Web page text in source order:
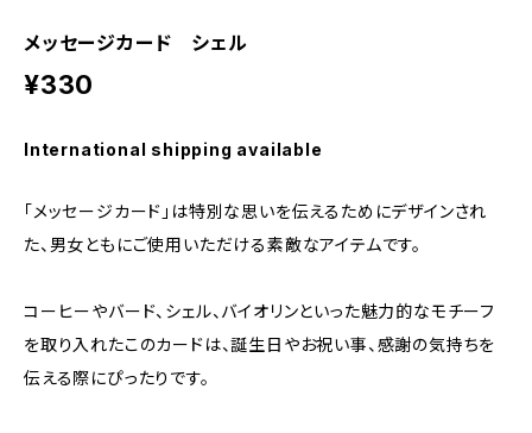
メッセージカード シェル
¥330
International shipping available
「メッセージカード」は特別な思いを伝えるためにデザインされ
た、男女ともにご使用いただける素敵なアイテムです。
コーヒーやバード、シェル、バイオリンといった魅力的なモチーフ
を取り入れたこのカードは、誕生日やお祝い事、感謝の気持ちを
伝える際にぴったりです。